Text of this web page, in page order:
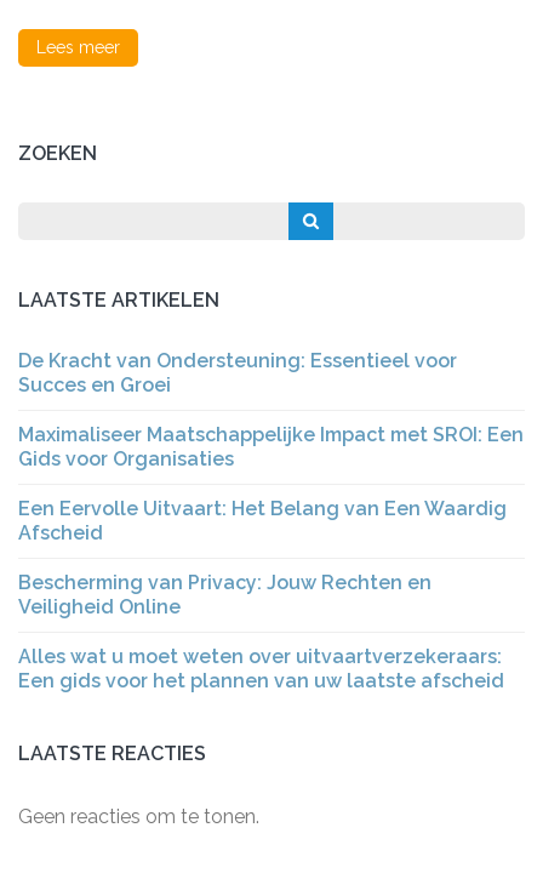
Lees meer
ZOEKEN
LAATSTE ARTIKELEN
De Kracht van Ondersteuning: Essentieel voor
Succes en Groei
Maximaliseer Maatschappelijke Impact met SROI: Een
Gids voor Organisaties
Een Eervolle Uitvaart: Het Belang van Een Waardig
Afscheid
Bescherming van Privacy: Jouw Rechten en
Veiligheid Online
Alles wat u moet weten over uitvaartverzekeraars:
Een gids voor het plannen van uw laatste afscheid
LAATSTE REACTIES
Geen reacties om te tonen.